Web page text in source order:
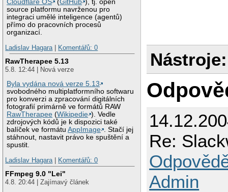
Cloudflare OS
(GitHub ), tj. open
source platformu navrženou pro
integraci umělé inteligence (agentů)
přímo do pracovních procesů
organizací.
Ladislav Hagara| Komentářů: 0
RawTherapee 5.13
5.8. 12:44 | Nová verze
Byla vydána nová verze 5.13
svobodného multiplatformního softwaru
pro konverzi a zpracování digitálních
fotografií primárně ve formátů RAW
RawTherapee (Wikipedie ). Vedle
zdrojových kódů je k dispozici také
balíček ve formátuAppImage . Stačí jej
stáhnout, nastavit právo ke spuštění a
spustit.
Ladislav Hagara| Komentářů: 0
FFmpeg 9.0 "Lei"
4.8. 20:44 | Zajímavý článek
Nástroje:
Re:
Admin